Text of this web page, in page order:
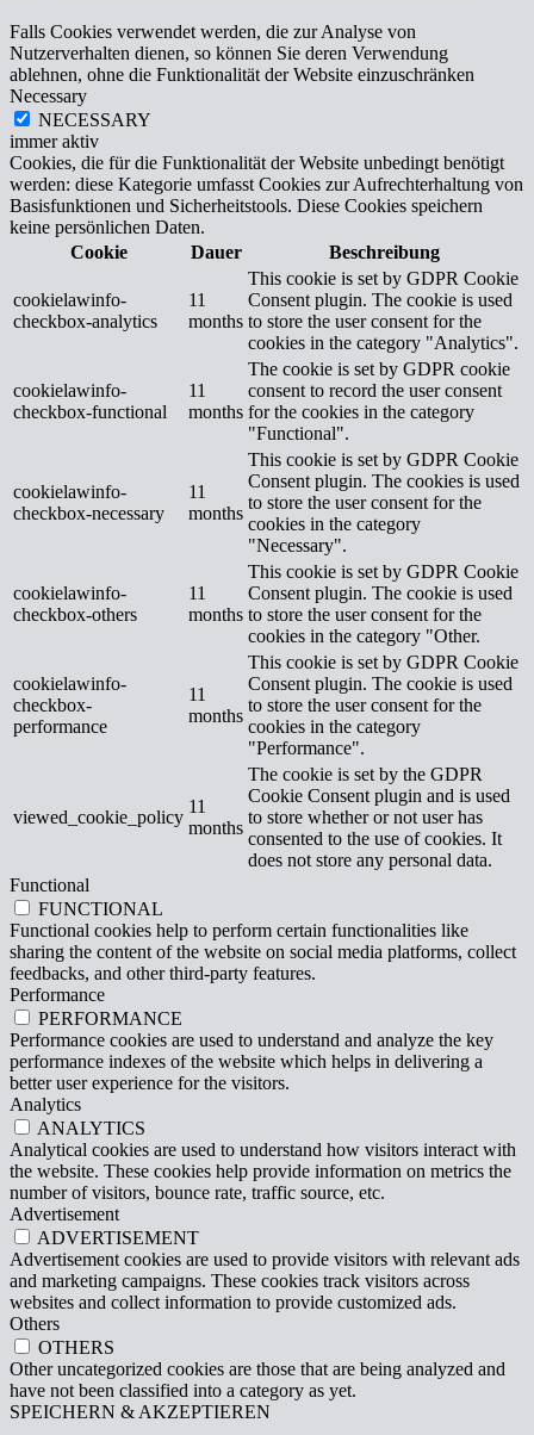
Falls Cookies verwendet werden, die zur Analyse von
Nutzerverhalten dienen, so können Sie deren Verwendung
ablehnen, ohne die Funktionalität der Website einzuschränken
Necessary
NECESSARY
immer aktiv
Cookies, die für die Funktionalität der Website unbedingt benötigt
werden: diese Kategorie umfasst Cookies zur Aufrechterhaltung von
Basisfunktionen und Sicherheitstools. Diese Cookies speichern
keine persönlichen Daten.
Cookie
Dauer Beschreibung
cookielawinfo-
checkbox-analytics
11
months
This cookie is set by GDPR Cookie
Consent plugin. The cookie is used
to store the user consent for the
cookies in the category "Analytics".
cookielawinfo-
checkbox-functional
11
months
The cookie is set by GDPR cookie
consent to record the user consent
for the cookies in the category
"Functional".
cookielawinfo-
checkbox-necessary
11
months
This cookie is set by GDPR Cookie
Consent plugin. The cookies is used
to store the user consent for the
cookies in the category
"Necessary".
cookielawinfo-
checkbox-others
11
months
This cookie is set by GDPR Cookie
Consent plugin. The cookie is used
to store the user consent for the
cookies in the category "Other.
cookielawinfo-
checkbox-
performance
11
months
This cookie is set by GDPR Cookie
Consent plugin. The cookie is used
to store the user consent for the
cookies in the category
"Performance".
viewed_cookie_policy
11
months
The cookie is set by the GDPR
Cookie Consent plugin and is used
to store whether or not user has
consented to the use of cookies. It
does not store any personal data.
Functional
FUNCTIONAL
Functional cookies help to perform certain functionalities like
sharing the content of the website on social media platforms, collect
feedbacks, and other third-party features.
Performance
PERFORMANCE
Performance cookies are used to understand and analyze the key
performance indexes of the website which helps in delivering a
better user experience for the visitors.
Analytics
ANALYTICS
Analytical cookies are used to understand how visitors interact with
the website. These cookies help provide information on metrics the
number of visitors, bounce rate, traffic source, etc.
Advertisement
ADVERTISEMENT
Advertisement cookies are used to provide visitors with relevant ads
and marketing campaigns. These cookies track visitors across
websites and collect information to provide customized ads.
Others
OTHERS
Other uncategorized cookies are those that are being analyzed and
have not been classified into a category as yet.
SPEICHERN & AKZEPTIEREN